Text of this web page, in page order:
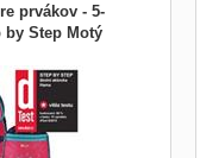
prvákov - 5-
by Step Motý
aktovku, plný
perá, peňaženku,
úbor - Aktovka: -
- ergonomicky
- Mesh Back
chrbtovej